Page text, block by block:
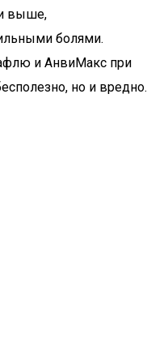
и выше,
болями.
и АнвиМакс при
но и вредно.